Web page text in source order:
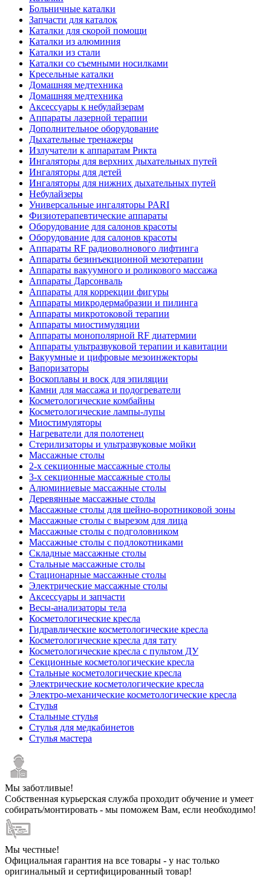
Больничные каталки
Запчасти для каталок
Каталки для скорой помощи
Каталки из алюминия
Каталки из стали
Каталки со съемными носилками
Кресельные каталки
Домашняя медтехника
Домашняя медтехника
Аксессуары к небулайзерам
Аппараты лазерной терапии
Дополнительное оборудование
Дыхательные тренажеры
Излучатели к аппаратам Рикта
Ингаляторы для верхних дыхательных путей
Ингаляторы для детей
Ингаляторы для нижних дыхательных путей
Небулайзеры
Универсальные ингаляторы PARI
Физиотерапевтические аппараты
Оборудование для салонов красоты
Оборудование для салонов красоты
Аппараты RF радиоволнового лифтинга
Аппараты безинъекционной мезотерапии
Аппараты вакуумного и роликового массажа
Аппараты Дарсонваль
Аппараты для коррекции фигуры
Аппараты микродермабразии и пилинга
Аппараты микротоковой терапии
Аппараты миостимуляции
Аппараты монополярной RF диатермии
Аппараты ультразвуковой терапии и кавитации
Вакуумные и цифровые мезоинжекторы
Вапоризаторы
Воскоплавы и воск для эпиляции
Камни для массажа и подогреватели
Косметологические комбайны
Косметологические лампы-лупы
Миостимуляторы
Нагреватели для полотенец
Стерилизаторы и ультразвуковые мойки
Массажные столы
2-х секционные массажные столы
3-х секционные массажные столы
Алюминиевые массажные столы
Деревянные массажные столы
Массажные столы для шейно-воротниковой зоны
Массажные столы с вырезом для лица
Массажные столы с подголовником
Массажные столы с подлокотниками
Складные массажные столы
Стальные массажные столы
Стационарные массажные столы
Электрические массажные столы
Аксессуары и запчасти
Весы-анализаторы тела
Косметологические кресла
Гидравлические косметологические кресла
Косметологические кресла для тату
Косметологические кресла с пультом ДУ
Секционные косметологические кресла
Стальные косметологические кресла
Электрические косметологические кресла
Электро-механические косметологические кресла
Стулья
Стальные стулья
Стулья для медкабинетов
Стулья мастера
Мы заботливые!
Собственная курьерская служба проходит обучение и умеет
собирать/монтировать - мы поможем Вам, если необходимо!
Мы честные!
Официальная гарантия на все товары - у нас только
оригинальный и сертифицированный товар!